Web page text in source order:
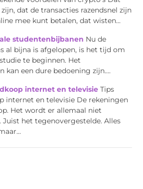
dat de transacties razendsnel zijn
mee kunt betalen, dat wisten...
studentenbijbanen Nu de
al bijna is afgelopen, is het tijd om
te beginnen. Het
kan een dure bedoening zijn....
internet en televisie Tips
internet en televisie De rekeningen
Het wordt er allemaal niet
Juist het tegenovergestelde. Alles